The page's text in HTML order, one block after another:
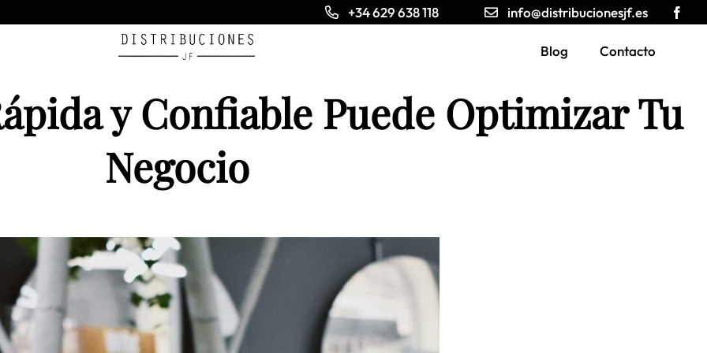
+34 629 638 118 info@distribucionesjf.es
Blog Contacto
y Confiable Puede Optimizar Tu
Negocio